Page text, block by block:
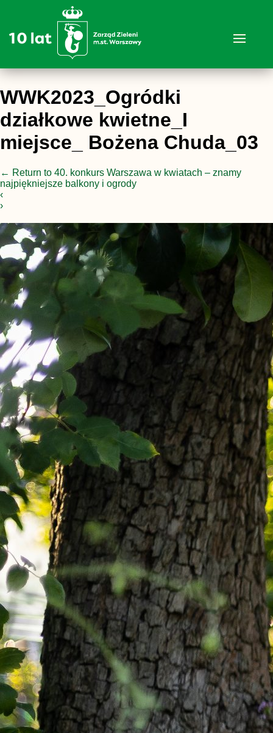
WWK2023_Ogródki
działkowe kwietne_I
miejsce_ Bożena Chuda_03
← Return to 40. konkurs Warszawa w kwiatach – znamy
najpiękniejsze balkony i ogrody
‹
›